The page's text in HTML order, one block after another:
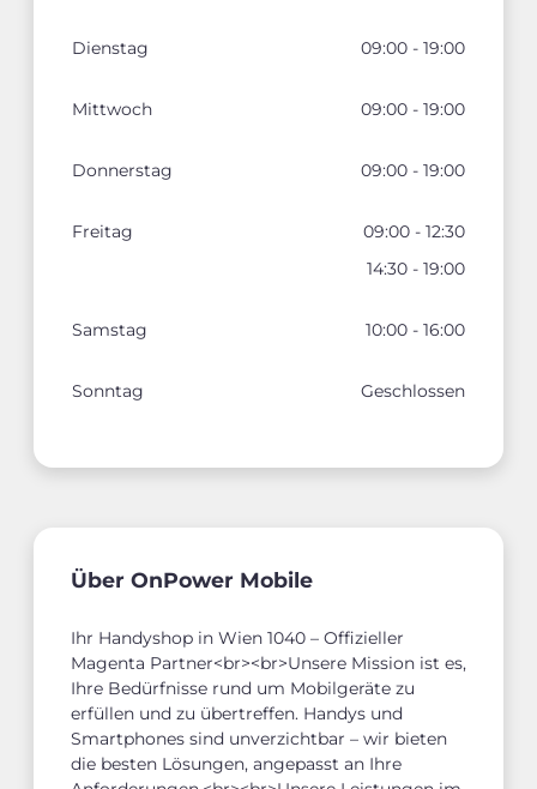
Dienstag 09:00 - 19:00
Mittwoch 09:00 - 19:00
Donnerstag 09:00 - 19:00
Freitag
09:00 - 12:30
14:30 - 19:00
Samstag 10:00 - 16:00
Sonntag Geschlossen
Über OnPower Mobile
Ihr Handyshop in Wien 1040 – Offizieller
Magenta Partner<br><br>Unsere Mission ist es,
Ihre Bedürfnisse rund um Mobilgeräte zu
erfüllen und zu übertreffen. Handys und
Smartphones sind unverzichtbar – wir bieten
die besten Lösungen, angepasst an Ihre